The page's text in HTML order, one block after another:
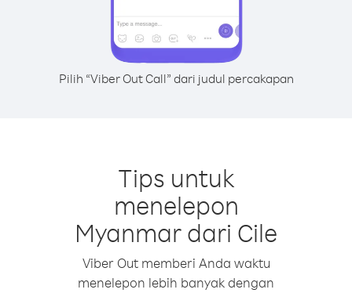
Pilih “Viber Out Call” dari judul percakapan
Tips untuk
menelepon
Myanmar dari Cile
Viber Out memberi Anda waktu
menelepon lebih banyak dengan